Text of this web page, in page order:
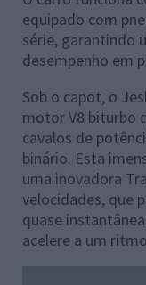
equipado com
série, garantindo
desempenho em
Sob o capot, o
motor V8 biturbo
cavalos de
binário. Esta
uma inovadora
velocidades, que
quase
acelere a um